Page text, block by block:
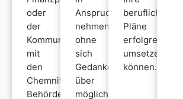
oder
der
Kommunikation
mit
den
Chemnitzer
Behörden
Anspruch
nehmen,
ohne
sich
Gedanken
über
mögliche
beruflichen
Pläne
erfolgreich
umsetzen
können.